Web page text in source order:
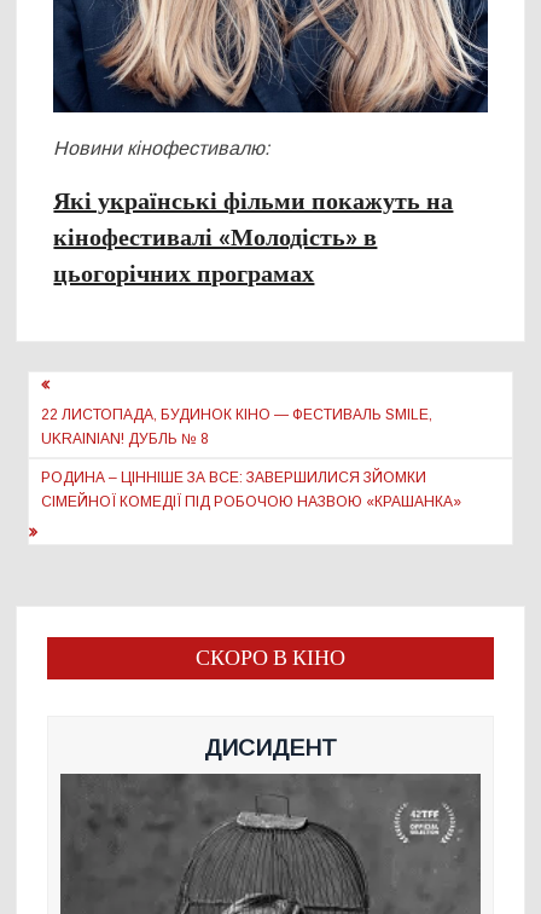
Новини кінофестивалю:
Які українські фільми покажуть на
кінофестивалі «Молодість» в
цьогорічних програмах
Навігація
записів
22 ЛИСТОПАДА, БУДИНОК КІНО — ФЕСТИВАЛЬ SMILE,
UKRAINIAN! ДУБЛЬ № 8
РОДИНА – ЦІННІШЕ ЗА ВСЕ: ЗАВЕРШИЛИСЯ ЗЙОМКИ
СІМЕЙНОЇ КОМЕДІЇ ПІД РОБОЧОЮ НАЗВОЮ «КРАШАНКА»
СКОРО В КІНО
ДИСИДЕНТ